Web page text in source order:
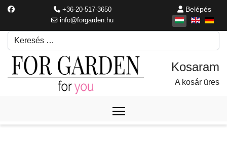
+36-20-517-3650
info@forgarden.hu
Belépés
Keresés
Írjon be egy keresési kifejezést.
A kosár üres